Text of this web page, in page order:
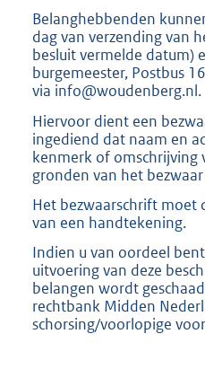
Belanghebbenden
dag van verzending van
besluit vermelde datum)
burgemeester, Postbus
via info@woudenberg.nl.
Hiervoor dient een
ingediend dat naam en
kenmerk of omschrijving
gronden van het
Het bezwaarschrift moet
van een handtekening.
Indien u van oordeel
uitvoering van deze
belangen wordt
rechtbank Midden
schorsing/voorlopige